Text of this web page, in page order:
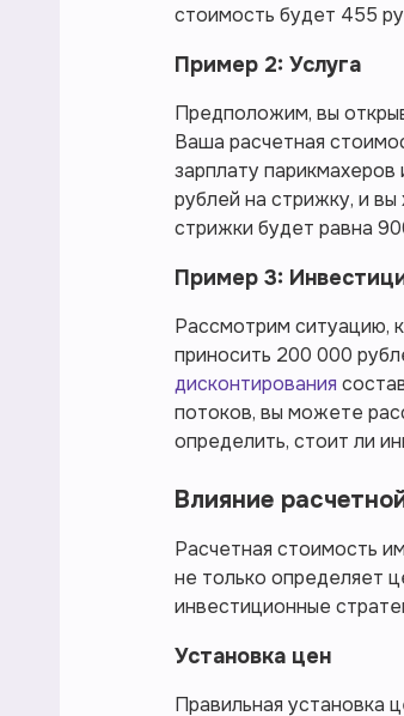
стоимость будет 455
Пример 2: Услуга
Предположим, вы
Ваша расчетная
зарплату
рублей на стрижку, и
стрижки будет равна
Пример 3:
Рассмотрим ситуацию,
приносить 200 000
дисконтирования
потоков, вы можете
определить, стоит ли
Влияние
Расчетная стоимость
не только определяет
инвестиционные
Установка цен
Правильная установка